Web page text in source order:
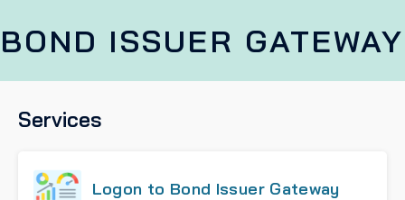
BOND ISSUER GATEWAY
Services
Logon to Bond Issuer Gateway